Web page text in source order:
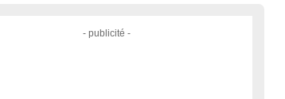
- publicité -